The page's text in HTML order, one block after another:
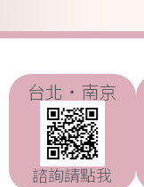
台北・南京
諮詢請點我